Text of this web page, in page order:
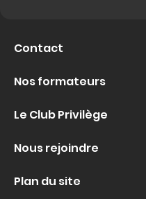
Contact
Nos formateurs
Le Club Privilège
Nous rejoindre
Plan du site